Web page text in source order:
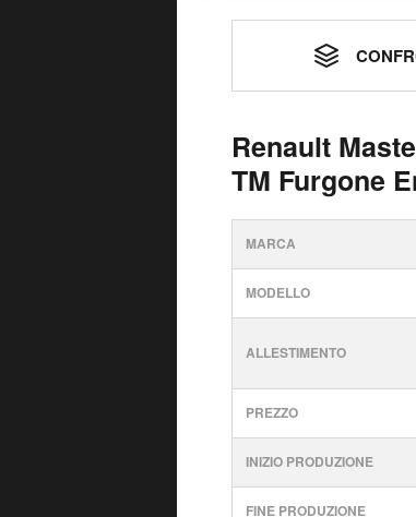
Renault
TM Furgone
MARCA
MODELLO
ALLESTIMENTO
PREZZO
INIZIO PRODUZIONE
FINE PRODUZIONE